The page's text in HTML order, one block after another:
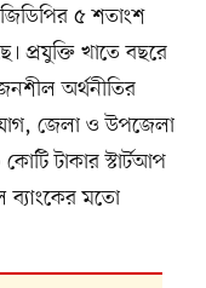
৫ শতাংশ
প্রযুক্তি খাতে বছরে
অর্থনীতির
জেলা ও উপজেলা
কোটি টাকার স্টার্টআপ
ব্যাংকের মতো